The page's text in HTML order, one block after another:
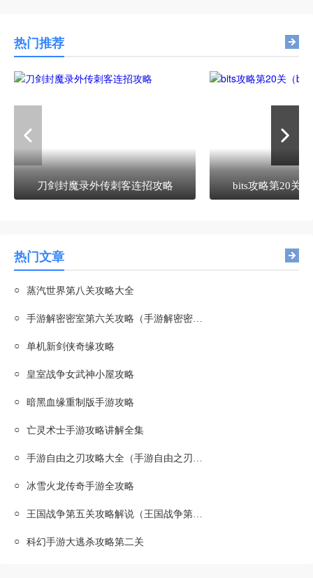
热门推荐
刀剑封魔录外传刺客连招攻略 bits攻略第20关
热门文章
○ 蒸汽世界第八关攻略大全
○ 手游解密密室第六关攻略（手游解密密室第六关攻略图）
○ 单机新剑侠奇缘攻略
○ 皇室战争女武神小屋攻略
○ 暗黑血缘重制版手游攻略
○ 亡灵术士手游攻略讲解全集
○ 手游自由之刃攻略大全（手游自由之刃攻略大全图文）
○ 冰雪火龙传奇手游全攻略
○ 王国战争第五关攻略解说（王国战争第五关攻略解说视频）
○ 科幻手游大逃杀攻略第二关